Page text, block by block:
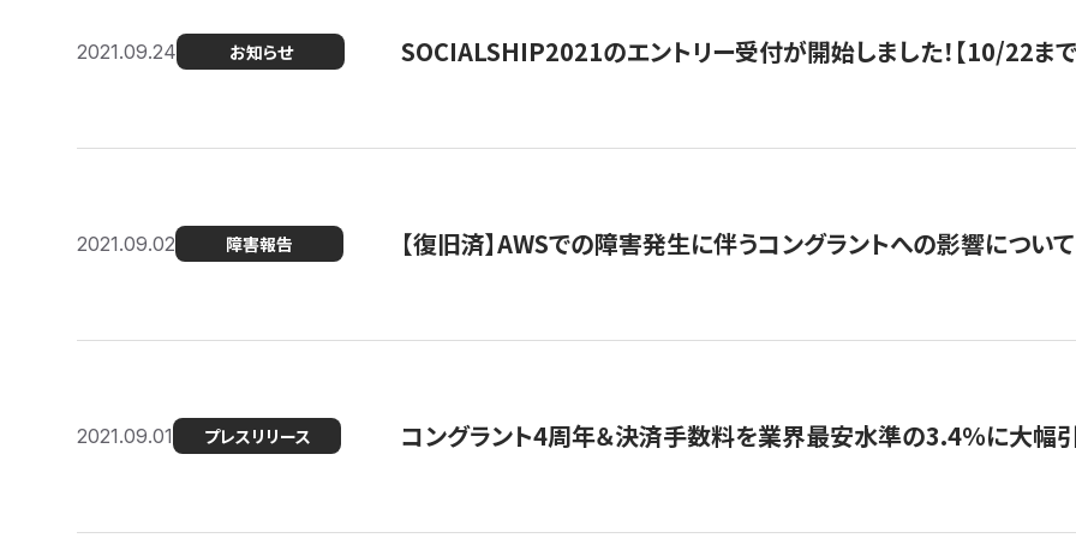
2021.09.24 お知らせ SOCIALSHIP2021のエントリー受付が開始しました！【10/22まで
2021.09.02 障害報告 【復旧済】AWSでの障害発生に伴うコングラントへの影響について
2021.09.01 プレスリリース コングラント4周年＆決済手数料を業界最安水準の3.4％に大幅